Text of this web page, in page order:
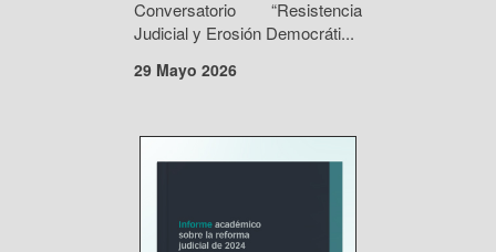
Conversatorio “Resistencia
Judicial y Erosión Democráti...
29 Mayo 2026